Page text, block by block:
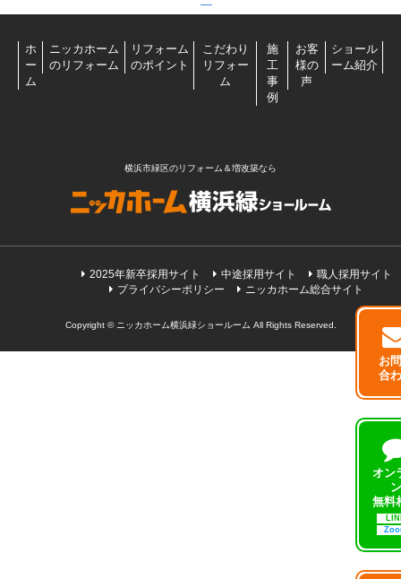
お
合
オン
ン
無料
ホ
ー
ム
ニッカホーム
のリフォーム
リフォーム
のポイント
こだわり
リフォー
ム
施
工
事
例
お客
様の
声
ショール
ーム紹介
横浜市緑区のリフォーム＆増改築なら
2025年新卒採用サイト 中途採用サイト
職人採用サイト
プライバシーポリシー
ニッカホーム総合サイト
Copyright © ニッカホーム横浜緑ショールーム All Rights Reserved.